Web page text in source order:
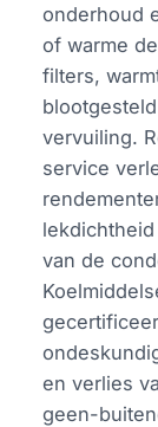
onderhoud
of warme
filters,
vervuiling.
service
van de
en verlies
geen-